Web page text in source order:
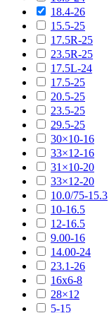
18.4-26
15.5-25
17.5R-25
23.5R-25
17.5L-24
17.5-25
20.5-25
23.5-25
29.5-25
30×10-16
33×12-16
31×10-20
33×12-20
10.0/75-15.3
10-16.5
12-16.5
9.00-16
14.00-24
23.1-26
16х6-8
28×12
5-15